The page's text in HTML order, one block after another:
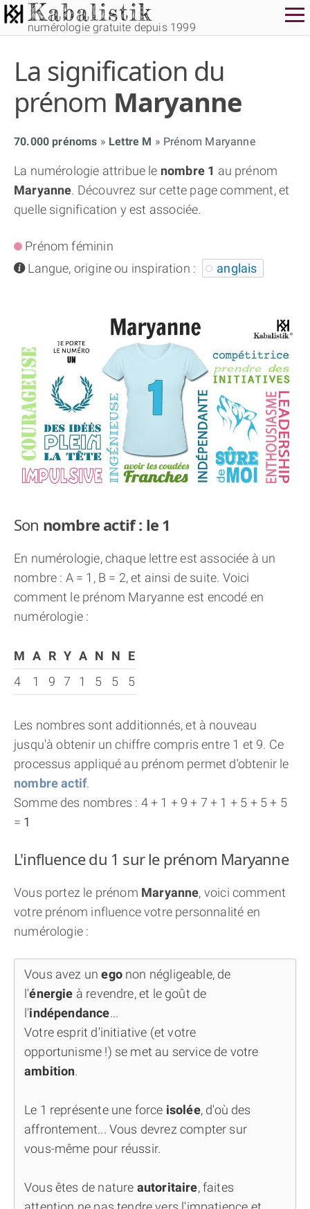
numérologie gratuite depuis 1999
La signification du
prénom Maryanne
70.000 prénoms Lettre M Prénom Maryanne
La numérologie attribue le nombre 1 au prénom
Maryanne. Découvrez sur cette page comment, et
quelle signification y est associée.
Prénom féminin
infoLangue, origine ou inspiration : anglais
Son nombre actif : le 1
En numérologie, chaque lettre est associée à un
nombre : A = 1, B = 2, et ainsi de suite. Voici
comment le prénom Maryanne est encodé en
numérologie :
M A R Y A N N
E
4
1 9 7 1 5 5 5
Les nombres sont additionnés, et à nouveau
jusqu'à obtenir un chiffre compris entre 1 et 9. Ce
processus appliqué au prénom permet d'obtenir le
nombre actif.
Somme des nombres : 4 + 1 + 9 + 7 + 1 + 5 + 5 + 5
= 1
L'influence du 1 sur le prénom Maryanne
Vous portez le prénom Maryanne, voici comment
votre prénom influence votre personnalité en
numérologie :
Vous avez un ego non négligeable, de
l'énergie à revendre, et le goût de
l'indépendance...
Votre esprit d'initiative (et votre
opportunisme !) se met au service de votre
ambition.
Le 1 représente une force isolée, d'où des
affrontement... Vous devrez compter sur
vous-même pour réussir.
Vous êtes de nature autoritaire, faites
THÈME GRATUIT
THÈME NUMÉROLOGIQUE APPROFONDI
THÈME TEMPOREL
NUMÉROSCOPE
THÈME « DOUBLE JE »
APPRENDRE LA NUMÉROLOGIE
EXPLORER LA NUMÉROLOGIE
70.000 PRÉNOMS